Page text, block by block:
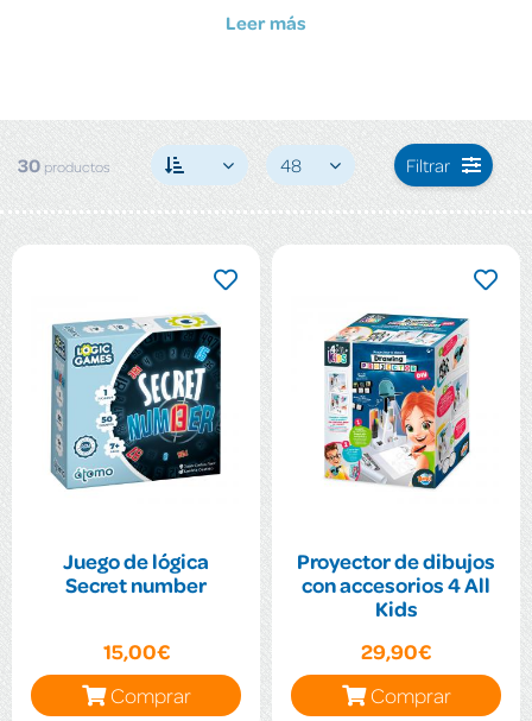
Leer más
30 productos 48 Filtrar
Juego de lógica
Secret number
15,00€
Comprar
Proyector de dibujos
con accesorios 4 All
Kids
29,90€
Comprar